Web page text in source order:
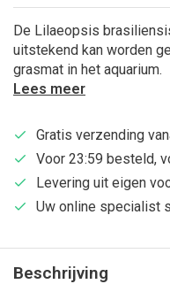
De Lilaeopsis
uitstekend kan worden
grasmat in het aquarium.
Lees meer
Gratis verzending
Voor 23:59 besteld,
Levering uit eigen
Uw online specialist
Beschrijving